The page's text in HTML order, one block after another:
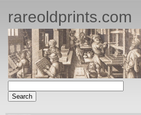
rareoldprints.com